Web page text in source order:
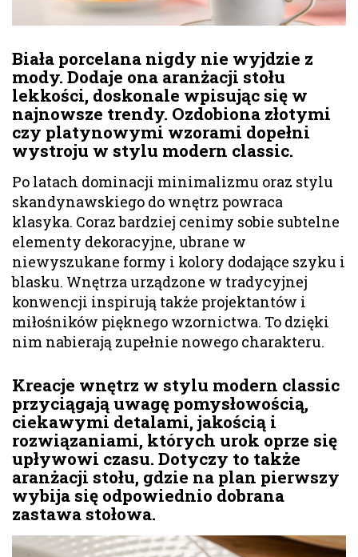
Biała porcelana nigdy nie wyjdzie z
mody. Dodaje ona aranżacji stołu
lekkości, doskonale wpisując się w
najnowsze trendy. Ozdobiona złotymi
czy platynowymi wzorami dopełni
wystroju w stylu modern classic.
Po latach dominacji minimalizmu oraz stylu
skandynawskiego do wnętrz powraca
klasyka. Coraz bardziej cenimy sobie subtelne
elementy dekoracyjne, ubrane w
niewyszukane formy i kolory dodające szyku i
blasku. Wnętrza urządzone w tradycyjnej
konwencji inspirują także projektantów i
miłośników pięknego wzornictwa. To dzięki
nim nabierają zupełnie nowego charakteru.
Kreacje wnętrz w stylu modern classic
przyciągają uwagę pomysłowością,
ciekawymi detalami, jakością i
rozwiązaniami, których urok oprze się
upływowi czasu. Dotyczy to także
aranżacji stołu, gdzie na plan pierwszy
wybija się odpowiednio dobrana
zastawa stołowa.